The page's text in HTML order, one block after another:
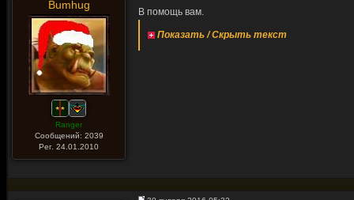
Bumhug
Ranger
Сообщений: 2039
Рег. 24.01.2010
В помощь вам.
Показать / Скрыть текст